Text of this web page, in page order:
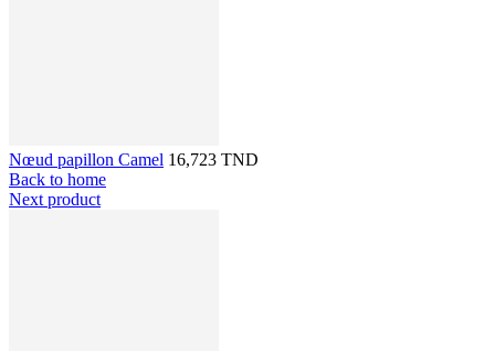
Nœud papillon Camel 16,723 TND
Back to home
Next product